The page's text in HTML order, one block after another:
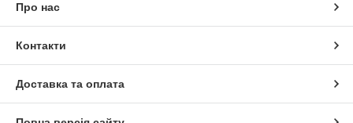
Про нас
Контакти
Доставка та оплата